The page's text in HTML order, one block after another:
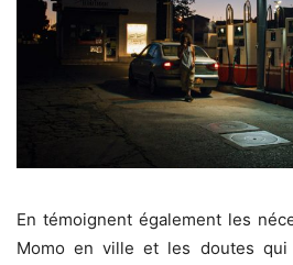
En témoignent également les
Momo en ville et les doutes